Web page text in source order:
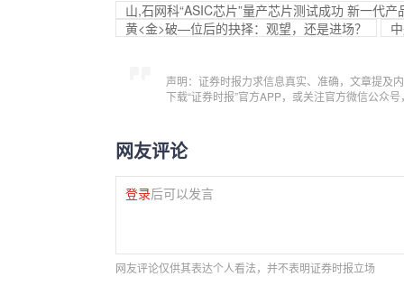
山,石网科“ASIC芯片”量产芯片测试成功 新一代
黄<金>破—位后的抉择：观望，还是进场？
声明：证券时报力求信息真实、准确，文章提及
下载“证券时报”官方APP，或关注官方微信公众
网友评论
登录后可以发言
网友评论仅供其表达个人看法，并不表明证券时报立场